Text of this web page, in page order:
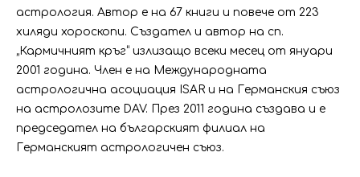
астрология. Автор е на 67 книги и повече от 223
хиляди хороскопи. Създател и автор на сп.
„Кармичният кръг“ излизащо всеки месец от януари
2001 година. Член е на Международната
астрологична асоциация ISAR и на Германския съюз
на астролозитe DAV. През 2011 година създава и е
председател на българският филиал на
Германският астрологичен съюз.